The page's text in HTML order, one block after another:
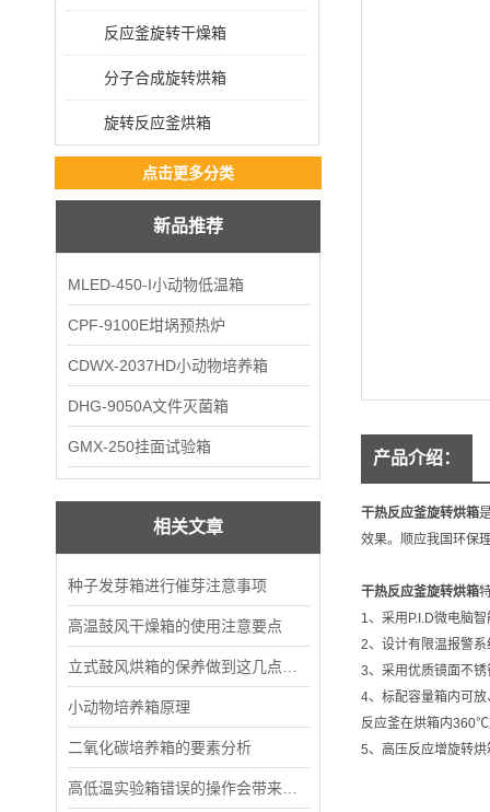
反应釜旋转干燥箱
分子合成旋转烘箱
旋转反应釜烘箱
点击更多分类
新品推荐
MLED-450-I小动物低温箱
CPF-9100E坩埚预热炉
CDWX-2037HD小动物培养箱
DHG-9050A文件灭菌箱
GMX-250挂面试验箱
相关文章
种子发芽箱进行催芽注意事项
高温鼓风干燥箱的使用注意要点
小动物培养箱原理
二氧化碳培养箱的要素分析
产品介绍：
干热反应釜旋转烘箱
效果。顺应我国环保
干热反应釜旋转烘箱
1、采用P.I.D微电脑
2、设计有限温报警
3、采用优质镜面不
4、标配容量箱内可
反应釜在烘箱内
5、高压反应增旋转